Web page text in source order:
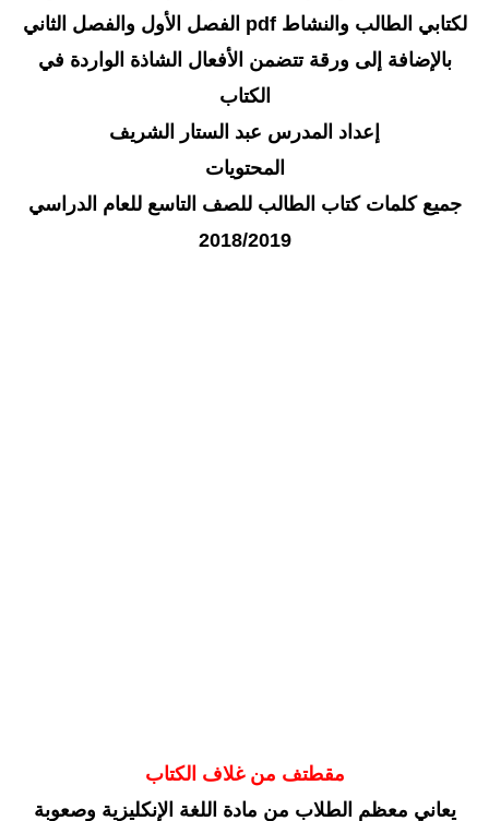
لكتابي الطالب والنشاط pdf الفصل الأول والفصل الثاني
بالإضافة إلى ورقة تتضمن الأفعال الشاذة الواردة في
الكتاب
إعداد المدرس عبد الستار الشريف
المحتويات
جميع كلمات كتاب الطالب للصف التاسع للعام الدراسي
2018/2019
مقطتف من غلاف الكتاب
يعاني معظم الطلاب من مادة اللغة الإنكليزية وصعوبة